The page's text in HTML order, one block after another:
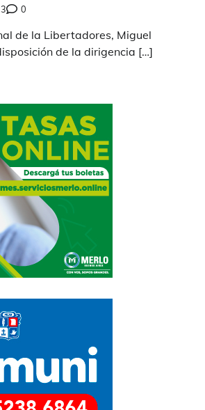
0
de la Libertadores, Miguel
de la dirigencia […]